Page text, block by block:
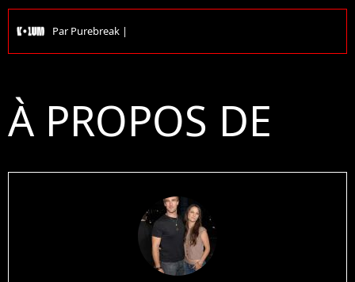
ParPurebreak |
À PROPOS DE